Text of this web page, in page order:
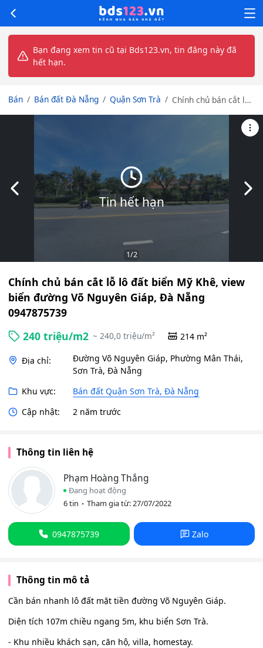
Bạn đang xem tin cũ tại Bds123.vn, tin đăng này đã
hết hạn.
Bán Bán đất Đà Nẵng Quận Sơn Trà
Chính chủ bán cắt lỗ
view biển đường Võ
Tin hết hạn
Slide trước
1/2
Chính chủ bán cắt lỗ lô đất biển Mỹ Khê, view
biển đường Võ Nguyên Giáp, Đà Nẵng
0947875739
240 triệu/m2 ~ 240,0 triệu/m² 214 m²
Địa chỉ:
Đường Võ Nguyên Giáp, Phường Mân Thái,
Sơn Trà, Đà Nẵng
Khu vực:
Bán đất Quận Sơn Trà, Đà Nẵng
Cập nhật:
2 năm trước
Thông tin liên hệ
Phạm Hoàng Thắng
Đang hoạt động
6 tin
Tham gia từ: 27/07/2022
0947875739 Zalo
Thông tin mô tả
Cần bán nhanh lô đất mặt tiền đường Võ Nguyên Giáp.
Diện tích 107m chiều ngang 5m, khu biển Sơn Trà.
- Khu nhiều khách sạn, căn hộ, villa, homestay.